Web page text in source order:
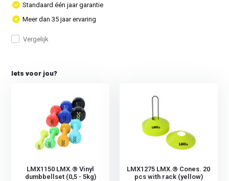
Standaard één jaar garantie
Meer dan 35 jaar ervaring
Vergelijk
Iets voor jou?
LMX1150 LMX.® Vinyl
dumbbellset (0,5 - 5kg)
LMX1275 LMX.® Cones. 20
pcs with rack (yellow)